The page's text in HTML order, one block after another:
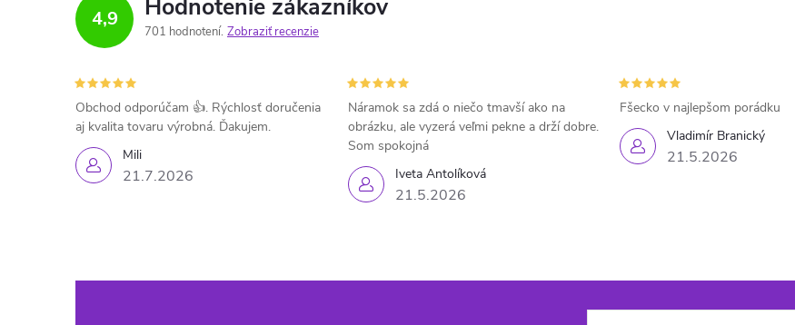
4,9 Hodnotenie zákazníkov
701 hodnotení Zobraziť recenzie
Mili
21.7.2026
Obchod odporúčam 👍. Rýchlosť doručenia
aj kvalita tovaru výrobná. Ďakujem.
Iveta Antolíková
21.5.2026
Náramok sa zdá o niečo tmavší ako na
obrázku, ale vyzerá veľmi pekne a drží dobre.
Som spokojná
Vladimír Branický
21.5.2026
Fšecko v najlepšom porádku